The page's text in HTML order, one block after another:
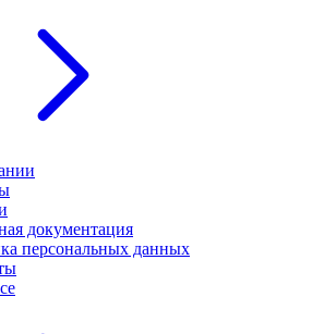
документация
персональных данных